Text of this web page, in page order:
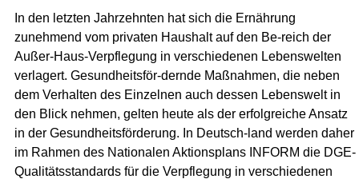
In den letzten Jahrzehnten hat sich die Ernährung
zunehmend vom privaten Haushalt auf den Be-reich der
Außer-Haus-Verpflegung in verschiedenen Lebenswelten
verlagert. Gesundheitsför-dernde Maßnahmen, die neben
dem Verhalten des Einzelnen auch dessen Lebenswelt in
den Blick nehmen, gelten heute als der erfolgreiche Ansatz
in der Gesundheitsförderung. In Deutsch-land werden daher
im Rahmen des Nationalen Aktionsplans INFORM die DGE-
Qualitätsstandards für die Verpflegung in verschiedenen